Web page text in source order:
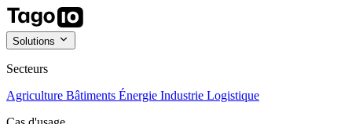
Solutions
Secteurs
Agriculture Bâtiments Énergie Industrie Logistique